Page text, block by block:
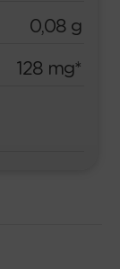
0,08 g
128 mg*